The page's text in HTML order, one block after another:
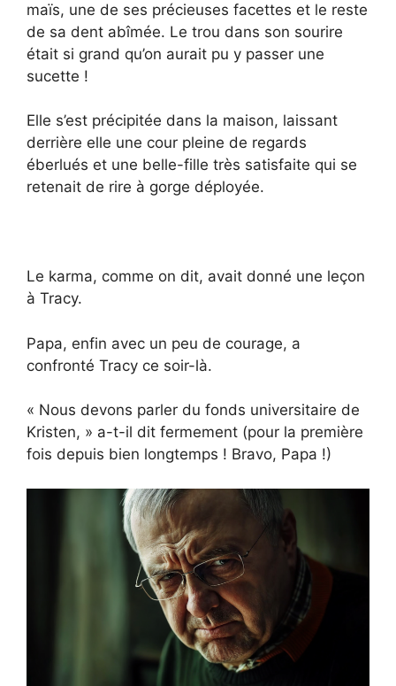
maïs, une de ses précieuses facettes et le reste
de sa dent abîmée. Le trou dans son sourire
était si grand qu’on aurait pu y passer une
sucette !
Elle s’est précipitée dans la maison, laissant
derrière elle une cour pleine de regards
éberlués et une belle-fille très satisfaite qui se
retenait de rire à gorge déployée.
Le karma, comme on dit, avait donné une leçon
à Tracy.
Papa, enfin avec un peu de courage, a
confronté Tracy ce soir-là.
« Nous devons parler du fonds universitaire de
Kristen, » a-t-il dit fermement (pour la première
fois depuis bien longtemps ! Bravo, Papa !)